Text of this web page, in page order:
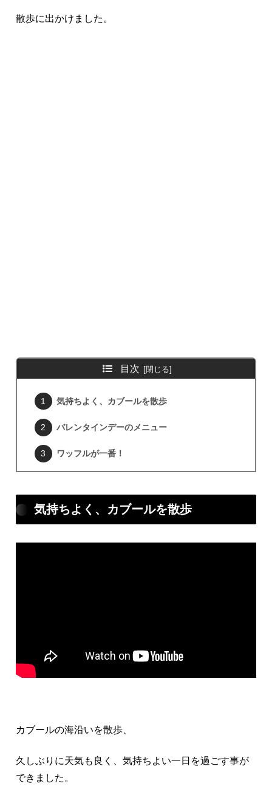
散歩に出かけました。
目次
気持ちよく、カブールを散歩
バレンタインデーのメニュー
ワッフルが一番！
気持ちよく、カブールを散歩
カブールの海沿いを散歩、
久しぶりに天気も良く、気持ちよい一日を過ごす事が
できました。